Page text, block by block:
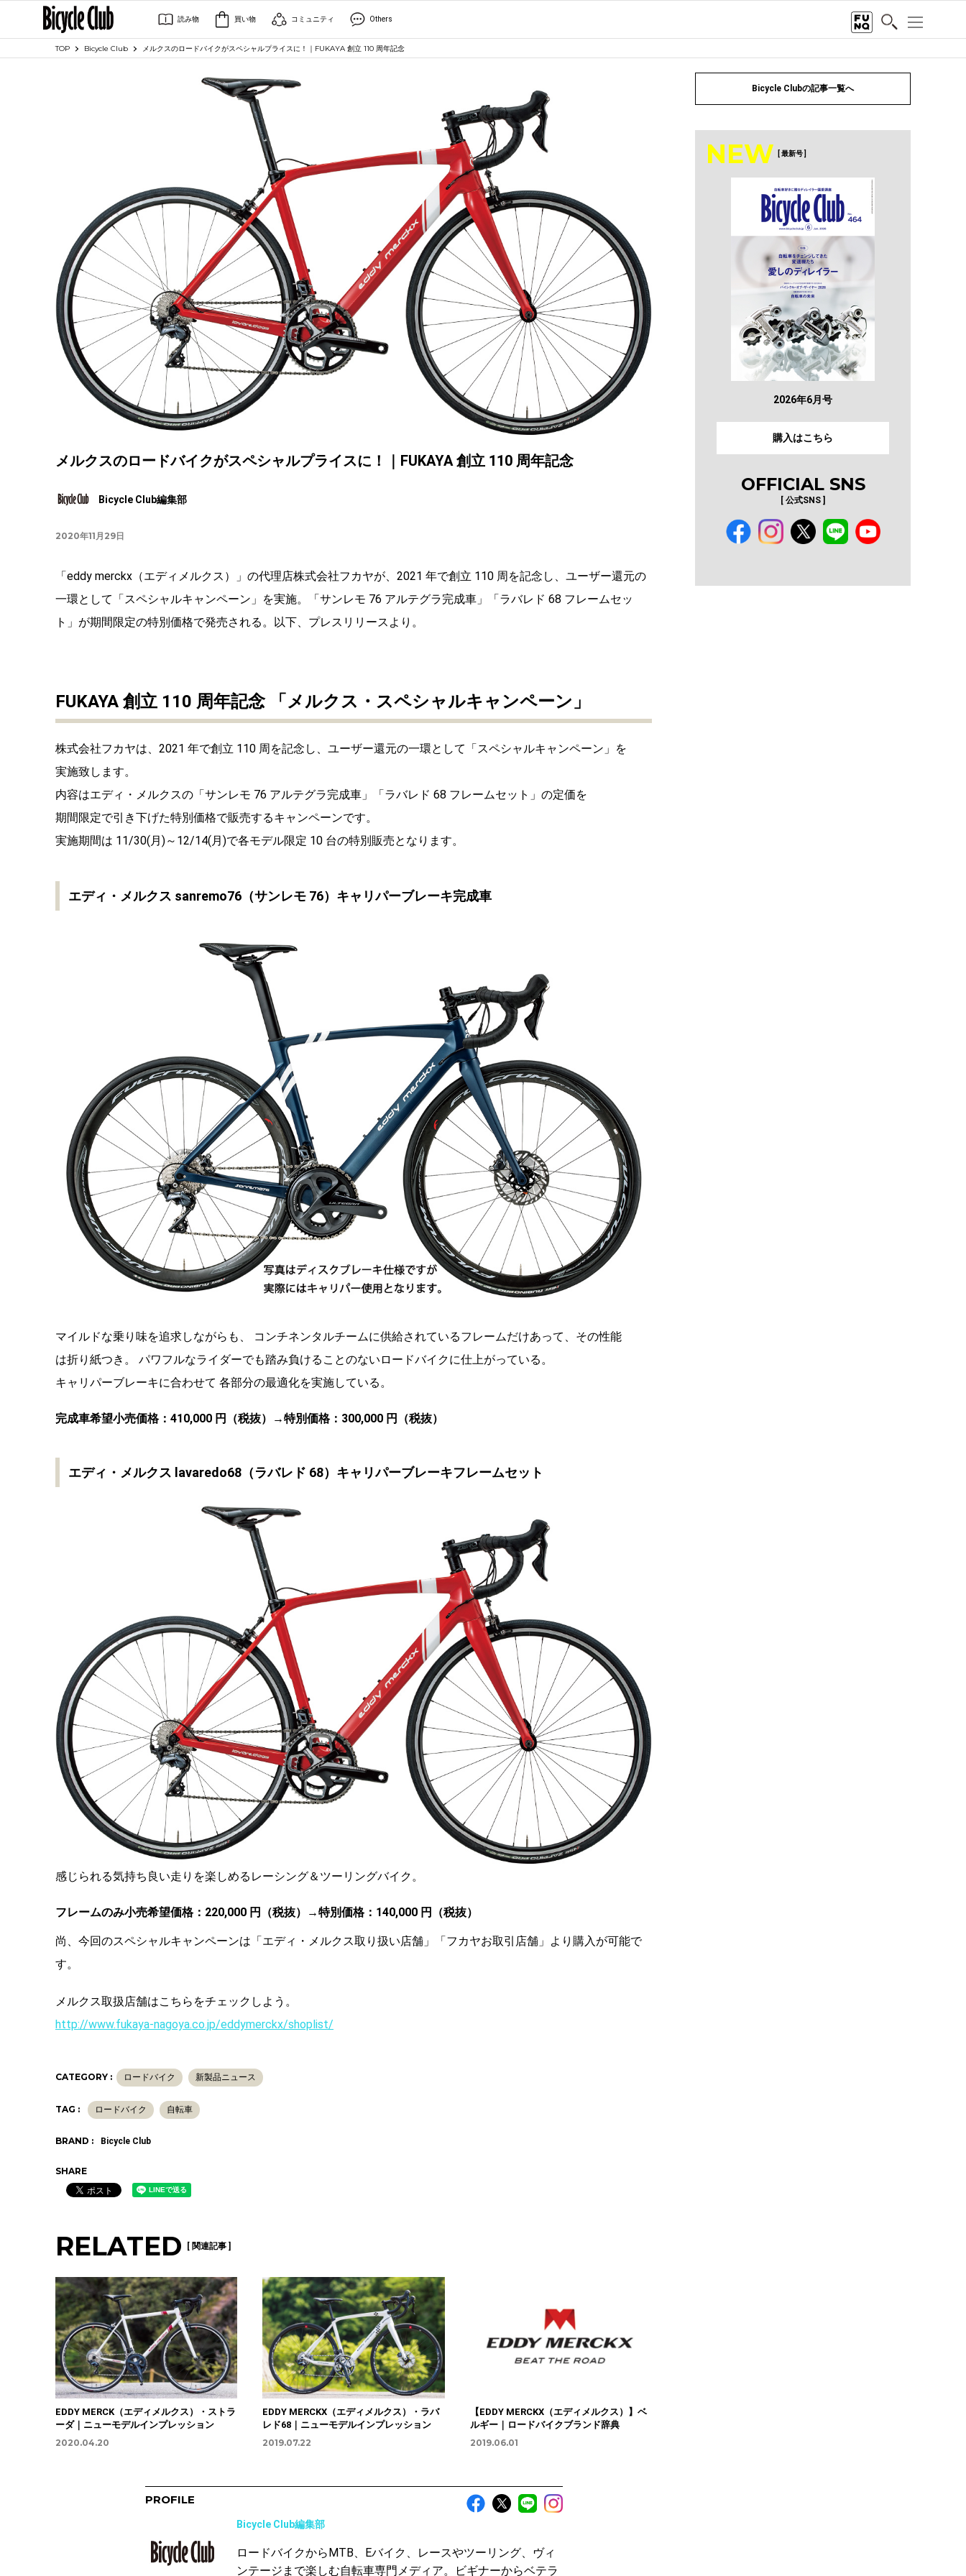
読み物 買い物 コミュニティ Others
TOP Bicycle Club メルクスのロードバイクがスペシャルプライスに！｜FUKAYA 創立 110 周年記念
メルクスのロードバイクがスペシャルプライスに！｜FUKAYA 創立 110 周年記念
Bicycle Club編集部
2020年11月29日
「eddy merckx（エディメルクス）」の代理店株式会社フカヤが、2021 年で創立 110 周を記念し、ユーザー還元の
一環として「スペシャルキャンペーン」を実施。「サンレモ 76 アルテグラ完成車」「ラバレド 68 フレームセッ
ト」が期間限定の特別価格で発売される。以下、プレスリリースより。
FUKAYA 創立 110 周年記念 「メルクス・スペシャルキャンペーン」
株式会社フカヤは、2021 年で創立 110 周を記念し、ユーザー還元の一環として「スペシャルキャンペーン」を
実施致します。
内容はエディ・メルクスの「サンレモ 76 アルテグラ完成車」「ラバレド 68 フレームセット」の定価を
期間限定で引き下げた特別価格で販売するキャンペーンです。
実施期間は 11/30(月)～12/14(月)で各モデル限定 10 台の特別販売となります。
エディ・メルクス sanremo76（サンレモ 76）キャリパーブレーキ完成車
マイルドな乗り味を追求しながらも、 コンチネンタルチームに供給されているフレームだけあって、その性能
は折り紙つき。 パワフルなライダーでも踏み負けることのないロードバイクに仕上がっている。
キャリパーブレーキに合わせて 各部分の最適化を実施している。
完成車希望小売価格：410,000 円（税抜）→特別価格：300,000 円（税抜）
エディ・メルクス lavaredo68（ラバレド 68）キャリパーブレーキフレームセット
感じられる気持ち良い走りを楽しめるレーシング＆ツーリングバイク。
フレームのみ小売希望価格：220,000 円（税抜）→特別価格：140,000 円（税抜）
尚、今回のスペシャルキャンペーンは「エディ・メルクス取り扱い店舗」「フカヤお取引店舗」より購入が可能で
す。
メルクス取扱店舗はこちらをチェックしよう。
http://www.fukaya-nagoya.co.jp/eddymerckx/shoplist/
CATEGORY : ロードバイク 新製品ニュース
TAG : ロードバイク 自転車
BRAND : Bicycle Club
SHARE
RELATED [ 関連記事 ]
EDDY MERCK（エディメルクス）・ストラ
ーダ｜ニューモデルインプレッション
2020.04.20
EDDY MERCKX（エディメルクス）・ラバ
レド68｜ニューモデルインプレッション
2019.07.22
【EDDY MERCKX（エディメルクス）】ベ
ルギー｜ロードバイクブランド辞典
2019.06.01
PROFILE
Bicycle Club編集部
ロードバイクからMTB、Eバイク、レースやツーリング、ヴィ
ンテージまで楽しむ自転車専門メディア。ビギナーからベテラ
Bicycle Clubの記事一覧へ
NEW [ 最新号 ]
2026年6月号
購入はこちら
OFFICIAL SNS
[ 公式SNS ]